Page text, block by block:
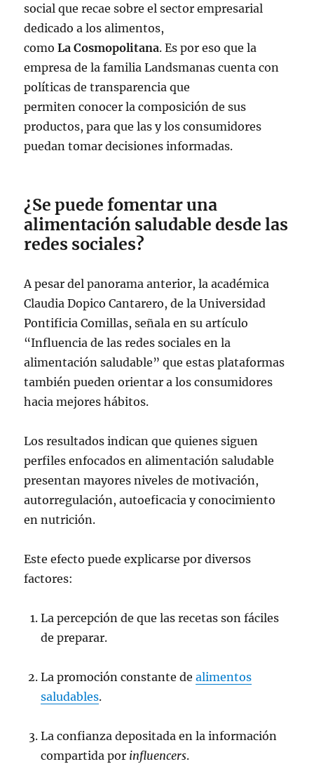
social que recae sobre el sector empresarial
dedicado a los alimentos,
comoLa Cosmopolitana. Es por eso que la
empresa de la familia Landsmanas cuenta con
políticas de transparencia que
permiten conocer la composición de sus
productos, para que las y los consumidores
puedan tomar decisiones informadas.
¿Se puede fomentar una
alimentación saludable desde las
redes sociales?
A pesar del panorama anterior, la académica
Claudia Dopico Cantarero, de la Universidad
Pontificia Comillas, señala en su artículo
“Influencia de las redes sociales en la
alimentación saludable” que estas plataformas
también pueden orientar a los consumidores
hacia mejores hábitos.
Los resultados indican que quienes siguen
perfiles enfocados en alimentación saludable
presentan mayores niveles de motivación,
autorregulación, autoeficacia y conocimiento
en nutrición.
Este efecto puede explicarse por diversos
factores:
La percepción de que las recetas son fáciles
de preparar.
La promoción constante dealimentos
saludables.
La confianza depositada en la información
compartida por influencers.